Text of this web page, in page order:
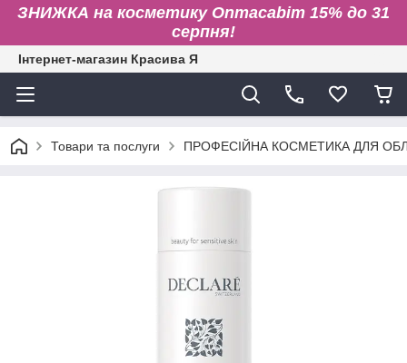
ЗНИЖКА на косметику Onmacabim 15% до 31
серпня!
Інтернет-магазин Красива Я
Товари та послуги ПРОФЕСІЙНА КОСМЕТИКА ДЛЯ